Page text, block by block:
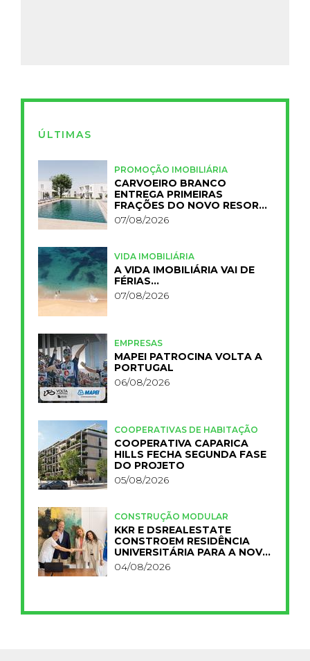
ÚLTIMAS
PROMOÇÃO IMOBILIÁRIA
CARVOEIRO BRANCO
ENTREGA PRIMEIRAS
FRAÇÕES DO NOVO RESORT
PRIMELIFE
07/08/2026
VIDA IMOBILIÁRIA
A VIDA IMOBILIÁRIA VAI DE
FÉRIAS…
07/08/2026
EMPRESAS
MAPEI PATROCINA VOLTA A
PORTUGAL
06/08/2026
COOPERATIVAS DE HABITAÇÃO
COOPERATIVA CAPARICA
HILLS FECHA SEGUNDA FASE
DO PROJETO
05/08/2026
CONSTRUÇÃO MODULAR
KKR E DSREALESTATE
CONSTROEM RESIDÊNCIA
UNIVERSITÁRIA PARA A NOVA
FCT
04/08/2026